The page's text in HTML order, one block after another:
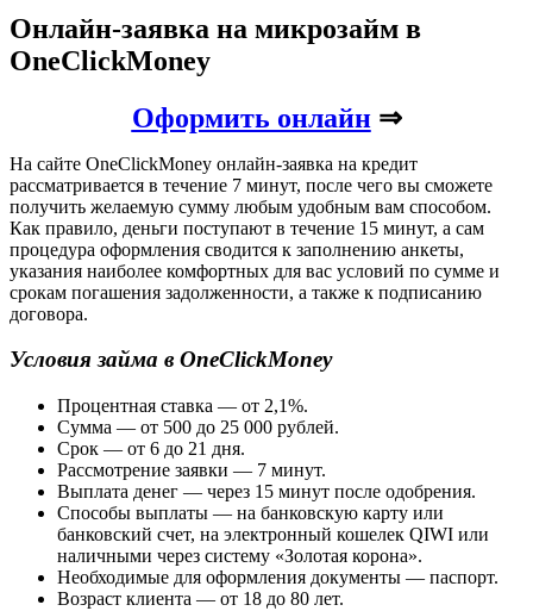
Онлайн-заявка на микрозайм в
OneClickMoney
Оформить онлайн⇒
На сайте OneClickMoney онлайн-заявка на кредит
рассматривается в течение 7 минут, после чего вы сможете
получить желаемую сумму любым удобным вам способом.
Как правило, деньги поступают в течение 15 минут, а сам
процедура оформления сводится к заполнению анкеты,
указания наиболее комфортных для вас условий по сумме и
срокам погашения задолженности, а также к подписанию
договора.
Условия займа в OneClickMoney
Процентная ставка — от 2,1%.
Сумма — от 500 до 25 000 рублей.
Срок — от 6 до 21 дня.
Рассмотрение заявки — 7 минут.
Выплата денег — через 15 минут после одобрения.
Способы выплаты — на банковскую карту или
банковский счет, на электронный кошелек QIWI или
наличными через систему «Золотая корона».
Необходимые для оформления документы — паспорт.
Возраст клиента — от 18 до 80 лет.